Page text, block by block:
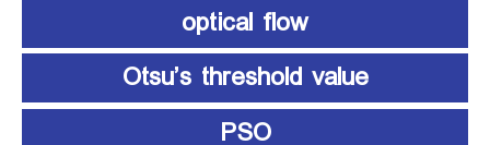
optical flow
Otsu’s threshold value
PSO